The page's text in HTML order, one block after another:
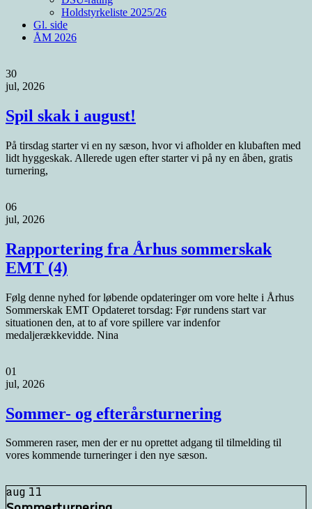
Holdstyrkeliste 2025/26
Gl. side
ÅM 2026
30
jul, 2026
Spil skak i august!
På tirsdag starter vi en ny sæson, hvor vi afholder en klubaften med
lidt hyggeskak. Allerede ugen efter starter vi på ny en åben, gratis
turnering,
06
jul, 2026
Rapportering fra Århus sommerskak
EMT (4)
Følg denne nyhed for løbende opdateringer om vore helte i Århus
Sommerskak EMT Opdateret torsdag: Før rundens start var
situationen den, at to af vore spillere var indenfor
medaljerækkevidde. Nina
01
jul, 2026
Sommer- og efterårsturnering
Sommeren raser, men der er nu oprettet adgang til tilmelding til
vores kommende turneringer i den nye sæson.
aug11